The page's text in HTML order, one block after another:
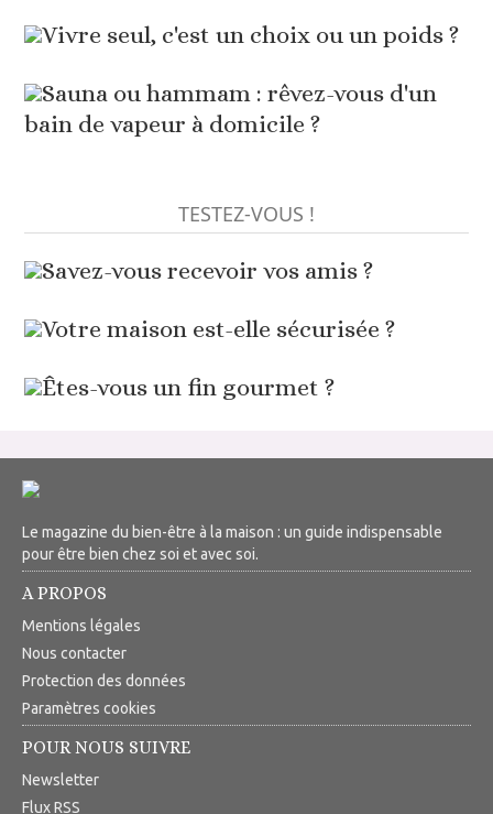
Vivre seul, c'est un choix ou un poids ?
Sauna ou hammam : rêvez-vous d'un
bain de vapeur à domicile ?
TESTEZ-VOUS !
Savez-vous recevoir vos amis ?
Votre maison est-elle sécurisée ?
Êtes-vous un fin gourmet ?
Le magazine du bien-être à la maison : un guide indispensable
pour être bien chez soi et avec soi.
A PROPOS
Mentions légales
Nous contacter
Protection des données
Paramètres cookies
POUR NOUS SUIVRE
Newsletter
Flux RSS